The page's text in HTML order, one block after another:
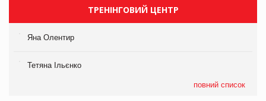
ТРЕНІНГОВИЙ ЦЕНТР
Яна Олентир
Тетяна Ільєнко
повний список